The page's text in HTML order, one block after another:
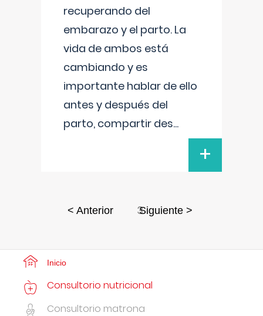
recuperando del
embarazo y el parto. La
vida de ambos está
cambiando y es
importante hablar de ello
antes y después del
parto, compartir des...
+
< Anterior 3Siguiente >
Inicio
Consultorio nutricional
Consultorio matrona